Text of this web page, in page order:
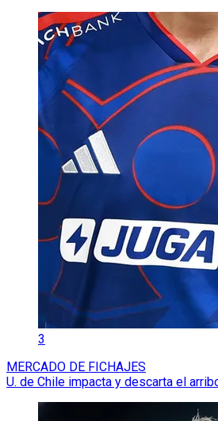
3
MERCADO DE FICHAJES
U. de Chile impacta y descarta el